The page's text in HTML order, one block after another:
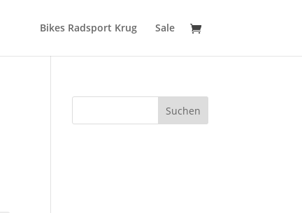
Bikes Radsport Krug Sale
Suchen